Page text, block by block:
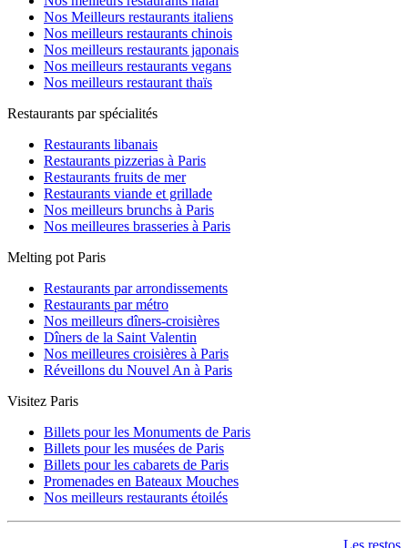
Nos Meilleurs restaurants italiens
Nos meilleurs restaurants chinois
Nos meilleurs restaurants japonais
Nos meilleurs restaurants vegans
Nos meilleurs restaurant thaïs
Restaurants par spécialités
Restaurants libanais
Restaurants pizzerias à Paris
Restaurants fruits de mer
Restaurants viande et grillade
Nos meilleurs brunchs à Paris
Nos meilleures brasseries à Paris
Melting pot Paris
Restaurants par arrondissements
Restaurants par métro
Nos meilleurs dîners-croisières
Dîners de la Saint Valentin
Nos meilleures croisières à Paris
Réveillons du Nouvel An à Paris
Visitez Paris
Billets pour les Monuments de Paris
Billets pour les musées de Paris
Billets pour les cabarets de Paris
Promenades en Bateaux Mouches
Nos meilleurs restaurants étoilés